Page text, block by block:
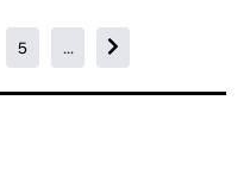
5 ...